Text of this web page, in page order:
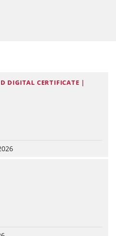
DIGITAL CERTIFICATE |